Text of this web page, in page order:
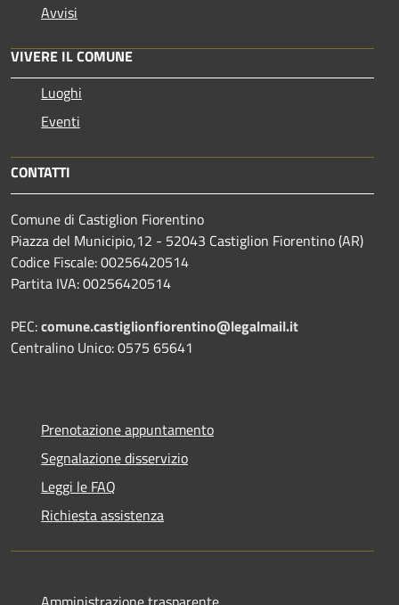
Avvisi
VIVERE IL COMUNE
Luoghi
Eventi
CONTATTI
Comune di Castiglion Fiorentino
Piazza del Municipio,12 - 52043 Castiglion Fiorentino (AR)
Codice Fiscale: 00256420514
Partita IVA: 00256420514
PEC:comune.castiglionfiorentino@legalmail.it
Centralino Unico: 0575 65641
Prenotazione appuntamento
Segnalazione disservizio
Leggi le FAQ
Richiesta assistenza